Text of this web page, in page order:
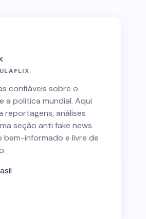
confiáveis sobre o
a política mundial. Aqui
reportagens, análises
seção anti fake news
bem-informado e livre de